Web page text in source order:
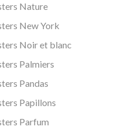
Nature
New York
Noir et blanc
Palmiers
Pandas
Papillons
Parfum